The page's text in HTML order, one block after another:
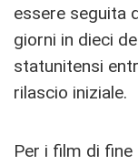
essere seguita
giorni in dieci
statunitensi
rilascio iniziale.
Per i film di